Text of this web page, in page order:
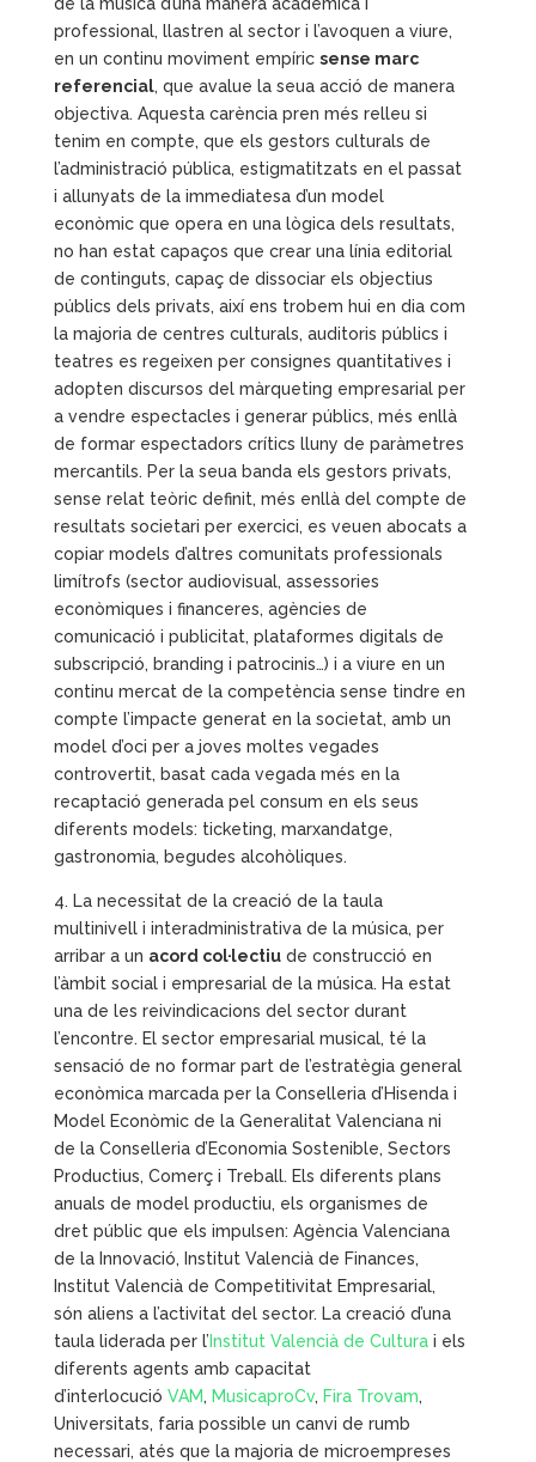
professional, llastren al sector i l’avoquen a viure,
en un continu moviment empíric sense marc
referencial, que avalue la seua acció de manera
objectiva. Aquesta carència pren més relleu si
tenim en compte, que els gestors culturals de
l’administració pública, estigmatitzats en el passat
i allunyats de la immediatesa d’un model
econòmic que opera en una lògica dels resultats,
no han estat capaços que crear una línia editorial
de continguts, capaç de dissociar els objectius
públics dels privats, així ens trobem hui en dia com
la majoria de centres culturals, auditoris públics i
teatres es regeixen per consignes quantitatives i
adopten discursos del màrqueting empresarial per
a vendre espectacles i generar públics, més enllà
de formar espectadors crítics lluny de paràmetres
mercantils. Per la seua banda els gestors privats,
sense relat teòric definit, més enllà del compte de
resultats societari per exercici, es veuen abocats a
copiar models d’altres comunitats professionals
limítrofs (sector audiovisual, assessories
econòmiques i financeres, agències de
comunicació i publicitat, plataformes digitals de
subscripció, branding i patrocinis…) i a viure en un
continu mercat de la competència sense tindre en
compte l’impacte generat en la societat, amb un
model d’oci per a joves moltes vegades
controvertit, basat cada vegada més en la
recaptació generada pel consum en els seus
diferents models: ticketing, marxandatge,
gastronomia, begudes alcohòliques.
4. La necessitat de la creació de la taula
multinivell i interadministrativa de la música, per
arribar a un acord col·lectiu de construcció en
l’àmbit social i empresarial de la música. Ha estat
una de les reivindicacions del sector durant
l’encontre. El sector empresarial musical, té la
sensació de no formar part de l’estratègia general
econòmica marcada per la Conselleria d’Hisenda i
Model Econòmic de la Generalitat Valenciana ni
de la Conselleria d’Economia Sostenible, Sectors
Productius, Comerç i Treball. Els diferents plans
anuals de model productiu, els organismes de
dret públic que els impulsen: Agència Valenciana
de la Innovació, Institut Valencià de Finances,
Institut Valencià de Competitivitat Empresarial,
són aliens a l’activitat del sector. La creació d’una
taula liderada per l’ Institut Valencià de Cultura i els
diferents agents amb capacitat
d’interlocució VAM, MusicaproCv, Fira Trovam,
Universitats, faria possible un canvi de rumb
necessari, atés que la majoria de microempreses